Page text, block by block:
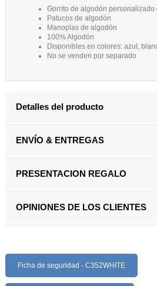
Gorrito de algodón
Patucos de algodón
Manoplas de algodón
100% Algodón
Disponibles en colores: azul,
No se venden por separado
Detalles del producto
ENVÍO & ENTREGAS
PRESENTACION REGALO
OPINIONES DE LOS CLIENTES
Ficha de seguridad - C352WHITE